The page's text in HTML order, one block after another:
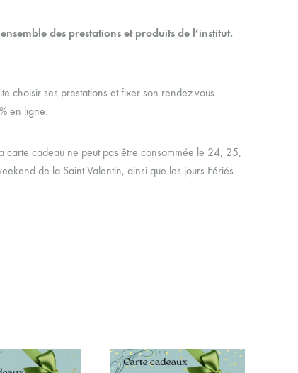
des prestations et produits de l’institut.
choisir ses prestations et fixer son rendez-vous
en ligne.
carte cadeau ne peut pas être consommée le 24, 25,
de la Saint Valentin, ainsi que les jours Fériés.